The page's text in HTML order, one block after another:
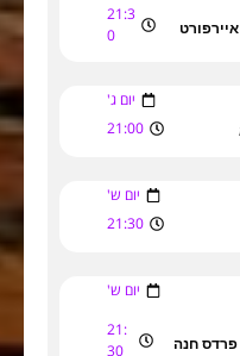
21:3
0
יום ג'
21:00
יום ש'
21:30
יום ש'
פרדס חנה
21:
30